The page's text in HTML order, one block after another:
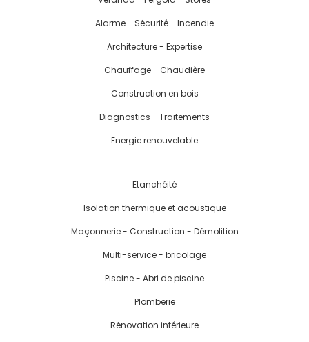
Alarme - Sécurité - Incendie
Architecture - Expertise
Chauffage - Chaudière
Construction en bois
Diagnostics - Traitements
Energie renouvelable
Etanchéité
Isolation thermique et acoustique
Maçonnerie - Construction - Démolition
Multi-service - bricolage
Piscine - Abri de piscine
Plomberie
Rénovation intérieure